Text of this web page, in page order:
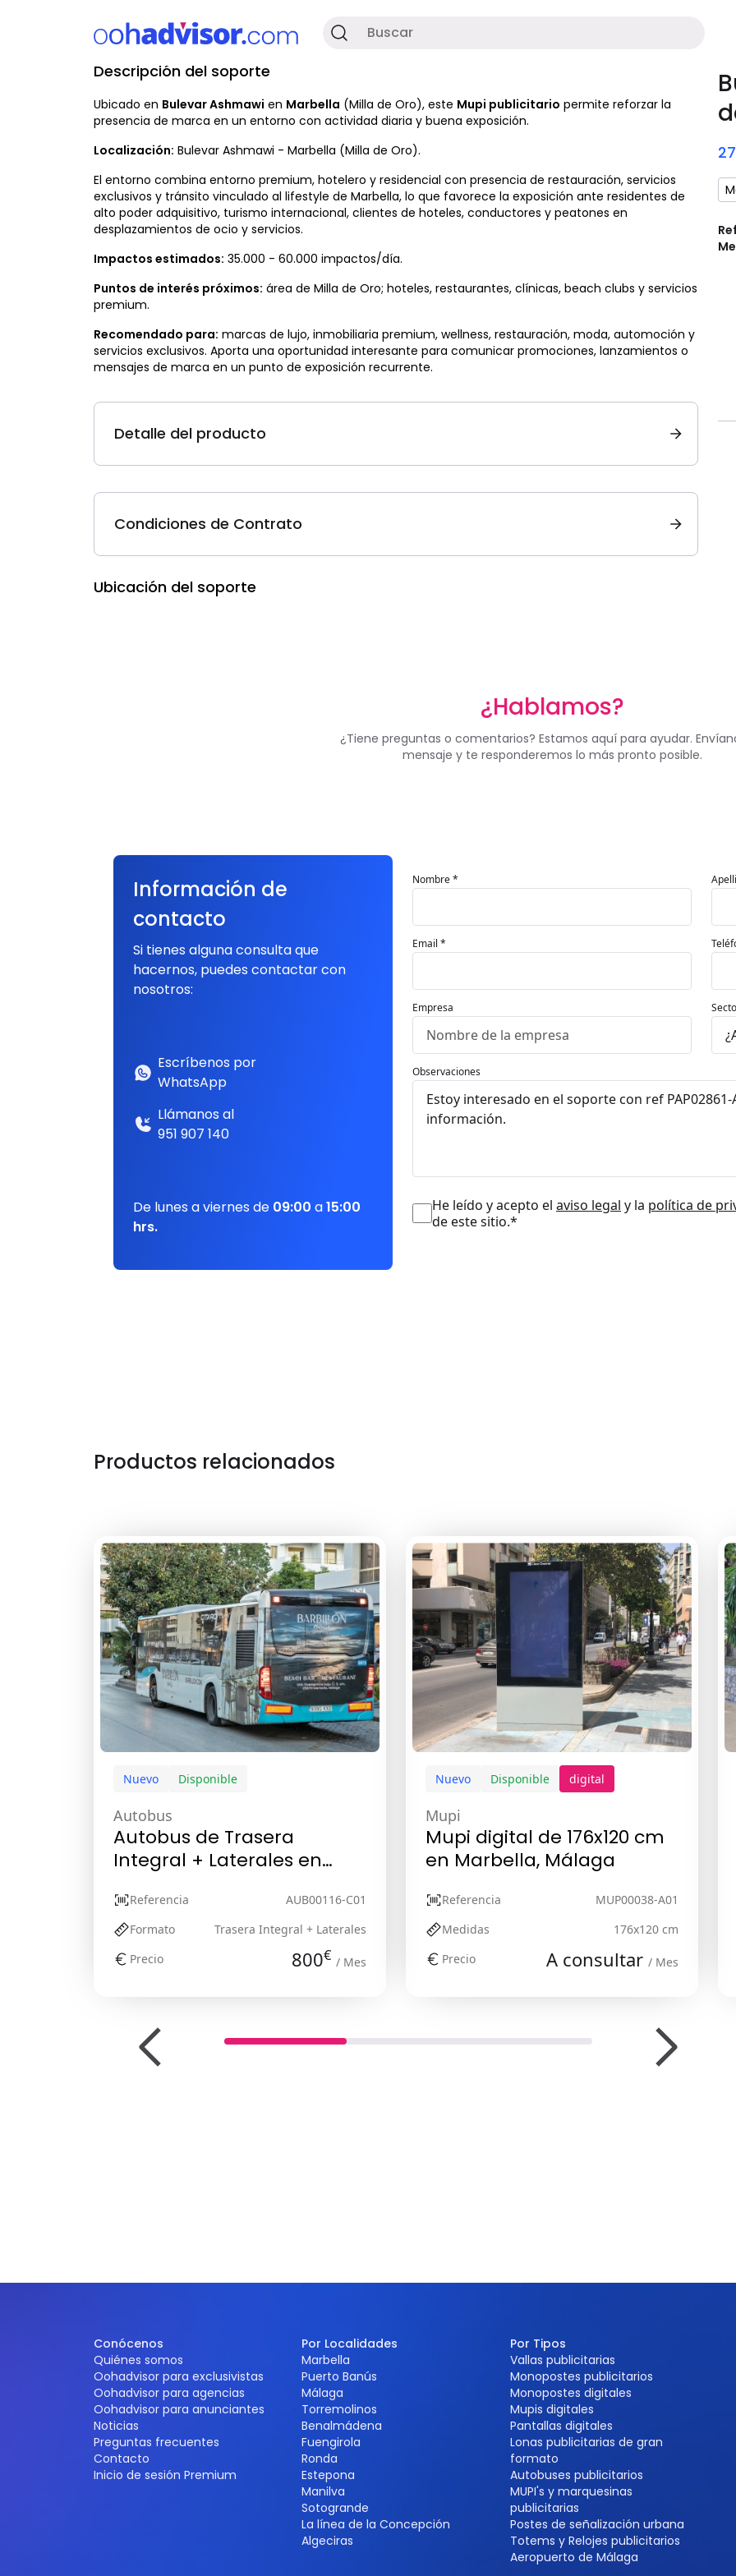
No Disponible
Descripción del soporte
Ubicado en Bulevar Ashmawi en Marbella (Milla de Oro), este Mupi publicitario permite reforzar la
presencia de marca en un entorno con actividad diaria y buena exposición.
Localización: Bulevar Ashmawi - Marbella (Milla de Oro).
El entorno combina entorno premium, hotelero y residencial con presencia de restauración, servicios
exclusivos y tránsito vinculado al lifestyle de Marbella, lo que favorece la exposición ante residentes de
alto poder adquisitivo, turismo internacional, clientes de hoteles, conductores y peatones en
desplazamientos de ocio y servicios.
Impactos estimados: 35.000 - 60.000 impactos/día.
Puntos de interés próximos: área de Milla de Oro; hoteles, restaurantes, clínicas, beach clubs y servicios
premium.
Recomendado para: marcas de lujo, inmobiliaria premium, wellness, restauración, moda, automoción y
servicios exclusivos. Aporta una oportunidad interesante para comunicar promociones, lanzamientos o
mensajes de marca en un punto de exposición recurrente.
Detalle del producto
Condiciones de Contrato
Ubicación del soporte
¿Hablamos?
¿Tiene preguntas o comentarios? Estamos aquí para ayudar.
mensaje y te responderemos lo más pronto posible.
Información de
contacto
Si tienes alguna consulta que
hacernos, puedes contactar con
nosotros:
Escríbenos por
WhatsApp
Llámanos al
951 907 140
De lunes a viernes de 09:00 a15:00
hrs.
Nombre *
Email *
Empresa
Observaciones
He leído y acepto el aviso legal y la política de
de este sitio.*
Productos relacionados
Nuevo Disponible
Autobus
Autobus de Trasera
Integral + Laterales en
Referencia
AUB00116-C01
Formato
Trasera Integral + Laterales
Precio
800€ / Mes
Nuevo Disponible digital
Mupi
Mupi digital de 176x120 cm
en Marbella, Málaga
Referencia
MUP00038-A01
Medidas
176x120 cm
Precio
A consultar / Mes
Conócenos
Quiénes somos
Oohadvisor para exclusivistas
Oohadvisor para agencias
Oohadvisor para anunciantes
Noticias
Preguntas frecuentes
Contacto
Inicio de sesión Premium
Por Localidades
Marbella
Puerto Banús
Málaga
Torremolinos
Benalmádena
Fuengirola
Ronda
Estepona
Manilva
Sotogrande
La línea de la Concepción
Algeciras
Por Tipos
Vallas publicitarias
Monopostes publicitarios
Monopostes digitales
Mupis digitales
Pantallas digitales
Lonas publicitarias de gran
formato
Autobuses publicitarios
MUPI's y marquesinas
publicitarias
Postes de señalización urbana
Totems y Relojes publicitarios
Aeropuerto de Málaga